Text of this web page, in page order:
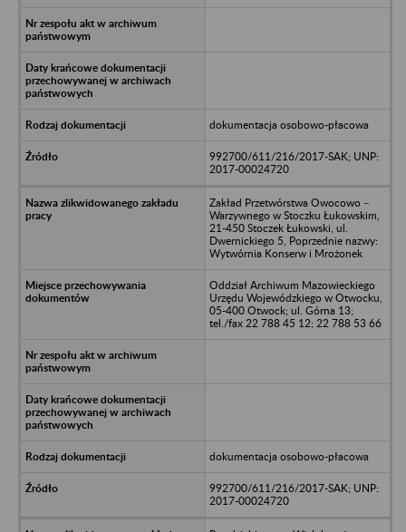
dokumentacja osobowo-płacowa
992700/611/216/2017-SAK; UNP:
2017-00024720
Zakład Przetwórstwa Owocowo –
Warzywnego w Stoczku Łukowskim,
21-450 Stoczek Łukowski, ul.
Dwernickiego 5, Poprzednie nazwy:
Wytwórnia Konserw i Mrożonek
Oddział Archiwum Mazowieckiego
Urzędu Wojewódzkiego w Otwocku,
05-400 Otwock; ul. Górna 13;
tel./fax 22 788 45 12; 22 788 53 66
dokumentacja osobowo-płacowa
992700/611/216/2017-SAK; UNP:
2017-00024720